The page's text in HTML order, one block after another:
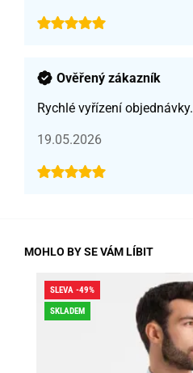
Ověřený zákazník
Rychlé vyřízení objednávky.
19.05.2026
MOHLO BY SE VÁM LÍBIT
SLEVA -49%
SKLADEM